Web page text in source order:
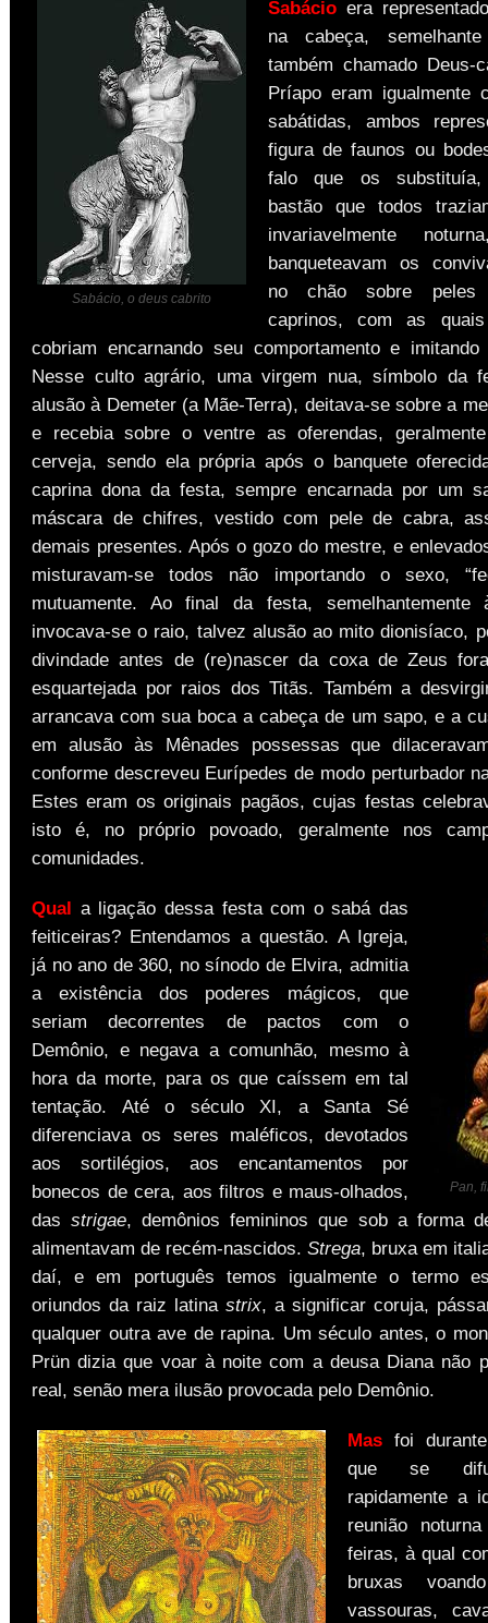
Sabácio, o deus cabrito
Sabácio era
na cabeça,
também chamado Deus-
Príapo eram igualmente
sabátidas, ambos
figura de faunos ou
falo que os
bastão que todos
invariavelmente
banqueteavam os
no chão sobre peles
caprinos, com as
cobriam encarnando seu comportamento e
Nesse culto agrário, uma virgem nua, símbolo da
alusão à Demeter (a Mãe-Terra), deitava-se sobre a
e recebia sobre o ventre as oferendas,
cerveja, sendo ela própria após o banquete
caprina dona da festa, sempre encarnada por um
máscara de chifres, vestido com pele de cabra,
demais presentes. Após o gozo do mestre, e
misturavam-se todos não importando o sexo,
mutuamente. Ao final da festa, semelhantemente
invocava-se o raio, talvez alusão ao mito dionisíaco,
divindade antes de (re)nascer da coxa de Zeus
esquartejada por raios dos Titãs. Também a
arrancava com sua boca a cabeça de um sapo, e a
em alusão às Mênades possessas que
conforme descreveu Eurípedes de modo perturbador
Estes eram os originais pagãos, cujas festas
isto é, no próprio povoado, geralmente nos
comunidades.
Pan,
Qual a ligação dessa festa com o sabá das
feiticeiras? Entendamos a questão. A Igreja,
já no ano de 360, no sínodo de Elvira, admitia
a existência dos poderes mágicos, que
seriam decorrentes de pactos com o
Demônio, e negava a comunhão, mesmo à
hora da morte, para os que caíssem em tal
tentação. Até o século XI, a Santa Sé
diferenciava os seres maléficos, devotados
aos sortilégios, aos encantamentos por
bonecos de cera, aos filtros e maus-olhados,
dasstrigae, demônios femininos que sob a forma
alimentavam de recém-nascidos. Strega, bruxa em
daí, e em português temos igualmente o termo
oriundos da raiz latina strix, a significar coruja,
qualquer outra ave de rapina. Um século antes, o
Prün dizia que voar à noite com a deusa Diana não
real, senão mera ilusão provocada pelo Demônio.
Mas foi
que se
rapidamente a
reunião
feiras, à qual
bruxas
vassouras,